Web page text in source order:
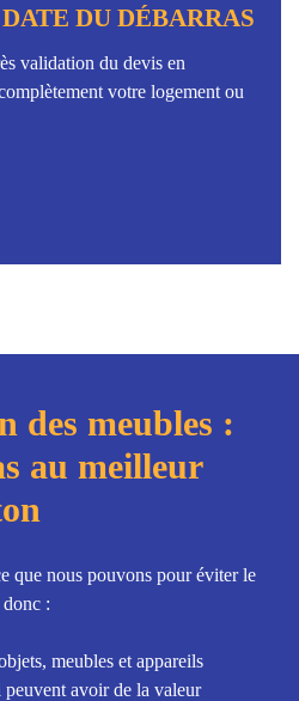
DU DÉBARRAS
validation du devis en
votre logement ou
des meubles :
au meilleur
que nous pouvons pour éviter le
:
meubles et appareils
peuvent avoir de la valeur